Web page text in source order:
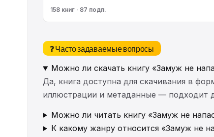
158 книг · 87 подп.
❓ Часто задаваемые вопросы
Можно ли скачать книгу «Замуж не
Да, книга доступна для скачивания в
иллюстрации и метаданные — подходит
Можно ли читать книгу «Замуж не
К какому жанру относится «Замуж не